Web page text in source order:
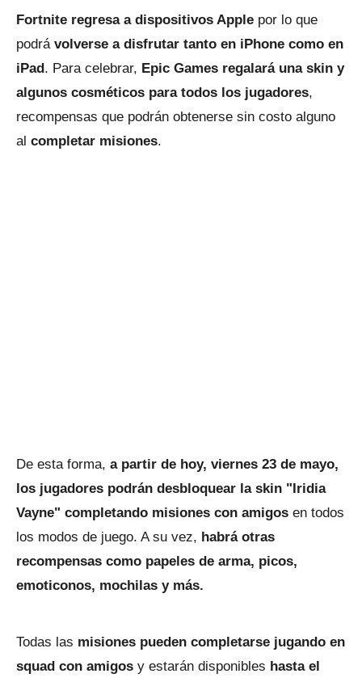
Fortnite regresa a dispositivos Apple por lo que
podrávolverse a disfrutar tanto en iPhone como en
iPad. Para celebrar, Epic Games regalará una skin y
algunos cosméticos para todos los jugadores,
recompensas que podrán obtenerse sin costo alguno
al completar misiones.
De esta forma, a partir de hoy, viernes 23 de mayo,
los jugadores podrán desbloquear la skin "Iridia
Vayne" completando misiones con amigos en todos
los modos de juego. A su vez, habrá otras
recompensas como papeles de arma, picos,
emoticonos, mochilas y más.
Todas las misiones pueden completarse jugando en
squad con amigos y estarán disponibles hasta el